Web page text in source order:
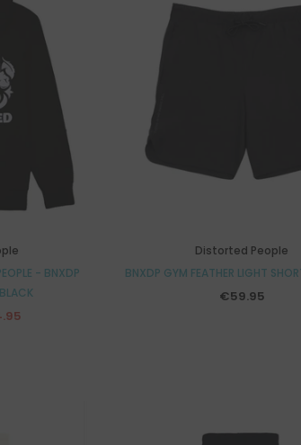
- BNXDP
Distorted People
BNXDP GYM FEATHER LIGHT
€59.95